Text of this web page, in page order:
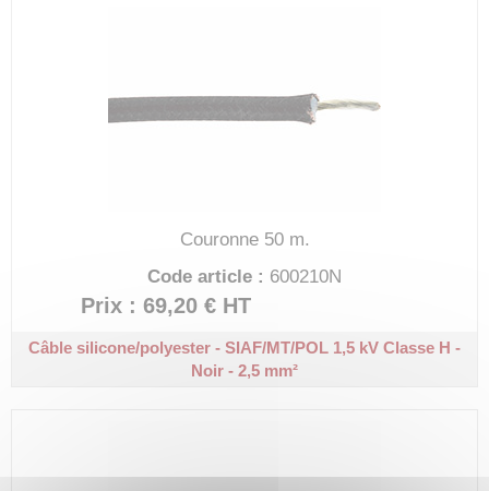
Couronne 50 m.
Code article : 600210N
Prix : 69,20 € HT
Câble silicone/polyester - SIAF/MT/POL 1,5 kV Classe H -
Noir - 2,5 mm²